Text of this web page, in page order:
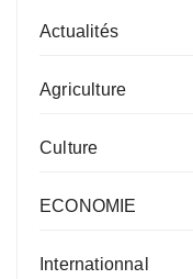
Actualités
Agriculture
Culture
ECONOMIE
Internationnal